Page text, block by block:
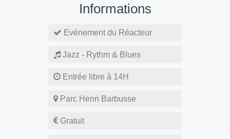
Informations
Evénement du Réacteur
Jazz - Rythm & Blues
Entrée libre à 14H
Parc Henri Barbusse
Gratuit